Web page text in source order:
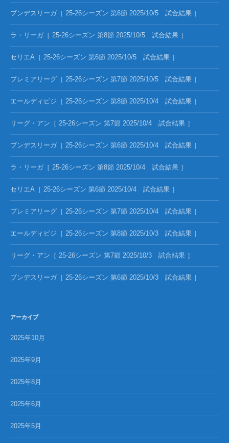
ブンデスリーガ［ 25-26シーズン 第6節 2025/10/5 試合結果 ］
ラ・リーガ［ 25-26シーズン 第8節 2025/10/5 試合結果 ］
セリエA［ 25-26シーズン 第6節 2025/10/5 試合結果 ］
プレミアリーグ［ 25-26シーズン 第7節 2025/10/5 試合結果 ］
エールディビジ［ 25-26シーズン 第8節 2025/10/4 試合結果 ］
リーグ・アン［ 25-26シーズン 第7節 2025/10/4 試合結果 ］
ブンデスリーガ［ 25-26シーズン 第6節 2025/10/4 試合結果 ］
ラ・リーガ［ 25-26シーズン 第8節 2025/10/4 試合結果 ］
セリエA［ 25-26シーズン 第6節 2025/10/4 試合結果 ］
プレミアリーグ［ 25-26シーズン 第7節 2025/10/4 試合結果 ］
エールディビジ［ 25-26シーズン 第8節 2025/10/3 試合結果 ］
リーグ・アン［ 25-26シーズン 第7節 2025/10/3 試合結果 ］
ブンデスリーガ［ 25-26シーズン 第6節 2025/10/3 試合結果 ］
アーカイブ
2025年10月
2025年9月
2025年8月
2025年6月
2025年5月